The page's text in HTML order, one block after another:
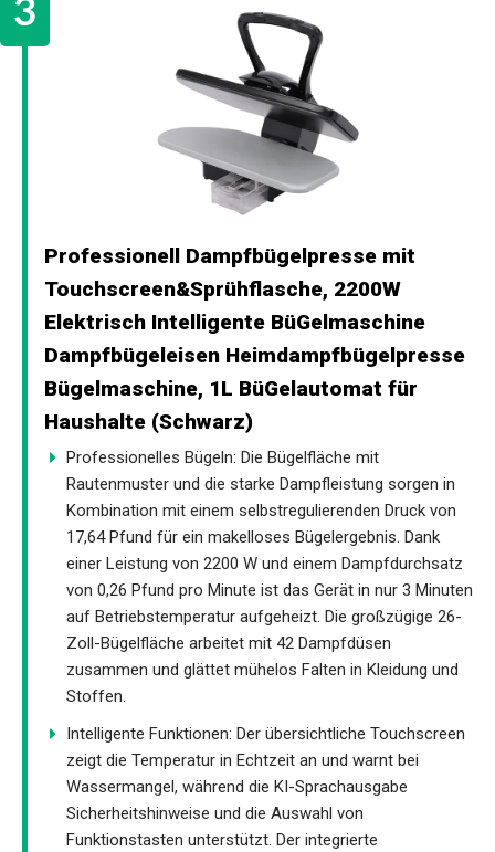
Professionell Dampfbügelpresse mit
Touchscreen&Sprühflasche, 2200W
Elektrisch Intelligente BüGelmaschine
Dampfbügeleisen Heimdampfbügelpresse
Bügelmaschine, 1L BüGelautomat für
Haushalte (Schwarz)
Professionelles Bügeln: Die Bügelfläche mit
Rautenmuster und die starke Dampfleistung sorgen in
Kombination mit einem selbstregulierenden Druck von
17,64 Pfund für ein makelloses Bügelergebnis. Dank
einer Leistung von 2200 W und einem Dampfdurchsatz
von 0,26 Pfund pro Minute ist das Gerät in nur 3 Minuten
auf Betriebstemperatur aufgeheizt. Die großzügige 26-
Zoll-Bügelfläche arbeitet mit 42 Dampfdüsen
zusammen und glättet mühelos Falten in Kleidung und
Stoffen.
Intelligente Funktionen: Der übersichtliche Touchscreen
zeigt die Temperatur in Echtzeit an und warnt bei
Wassermangel, während die KI-Sprachausgabe
Sicherheitshinweise und die Auswahl von
Funktionstasten unterstützt. Der integrierte